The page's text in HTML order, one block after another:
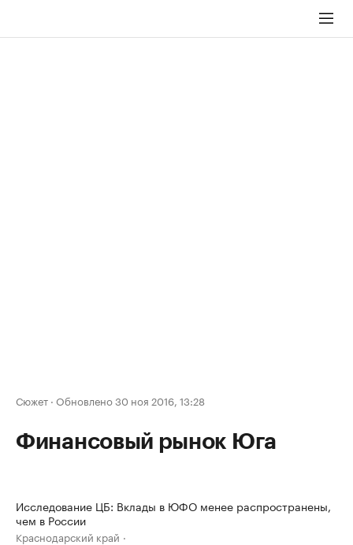
Сюжет · Обновлено 30 ноя 2016, 13:28
Финансовый рынок Юга
Исследование ЦБ: Вклады в ЮФО менее распространены,
чем в России
Краснодарский край